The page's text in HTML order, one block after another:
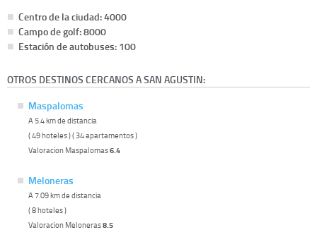
Centro de la ciudad: 4000
Campo de golf: 8000
Estación de autobuses: 100
OTROS DESTINOS CERCANOS A SAN AGUSTIN:
Maspalomas
A 5.4 km de distancia
( 49 hoteles ) ( 34 apartamentos )
Valoracion Maspalomas6.4
Meloneras
A 7.09 km de distancia
( 8 hoteles )
Valoracion Meloneras8.5